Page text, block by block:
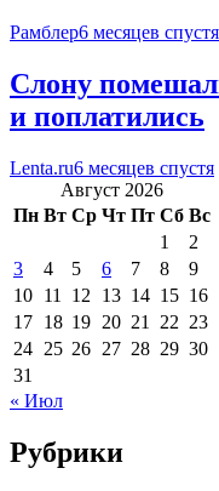
Рамблер6 месяцев спустя
Слону
и поплатились
Lenta.ru6 месяцев спустя
Август 2026
Пн Вт Ср Чт Пт Сб Вс
1
2
3
4 5 6 7 8
9
10 11 12 13 14 15 16
17 18 19 20 21 22 23
24 25 26 27 28 29 30
31
« Июл
Рубрики